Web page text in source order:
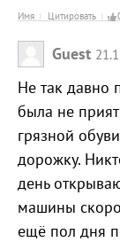
Имя Цитировать
Guest
Не так давно
была не
грязной
дорожку.
день
машины
ещё пол дня